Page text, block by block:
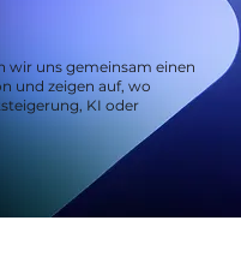
wir uns gemeinsam einen
und zeigen auf, wo
KI oder